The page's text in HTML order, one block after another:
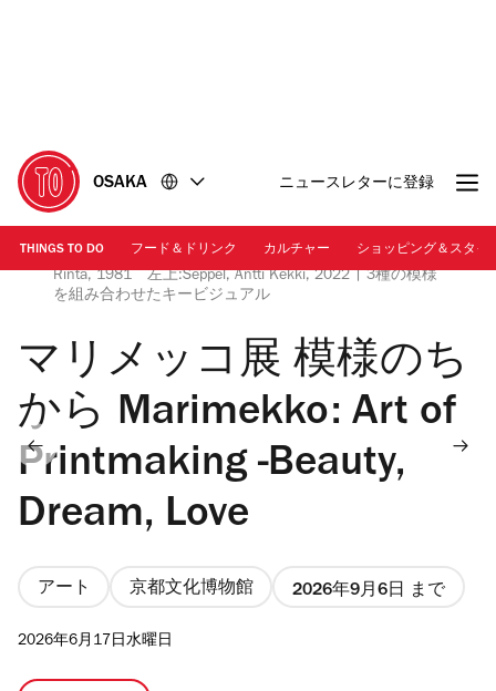
に
移
動
移
動
OSAKA ニュースレターに登録
THINGS TO DO フード＆ドリンク カルチャー ショッピング＆スタイ
右上:Klaava, Annika Rimala, 1967 下:Viidakko, Pentti
Rinta, 1981 左上:Seppel, Antti Kekki, 2022 | 3種の模様
を組み合わせたキービジュアル
マリメッコ展 模様のち
から Marimekko: Art of
Printmaking -Beauty,
Dream, Love
アート 京都文化博物館 2026年9月6日 まで
2026年6月17日水曜日